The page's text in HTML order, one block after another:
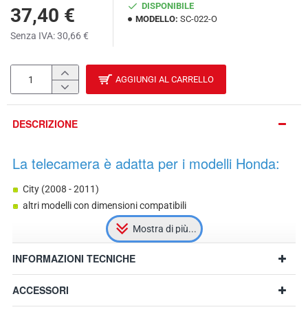
37,40 €
Senza IVA: 30,66 €
DISPONIBILE
MODELLO: SC-022-O
AGGIUNGI AL CARRELLO
DESCRIZIONE
La telecamera è adatta per i modelli Honda:
City (2008 - 2011)
altri modelli con dimensioni compatibili
INFORMAZIONI TECNICHE
ACCESSORI